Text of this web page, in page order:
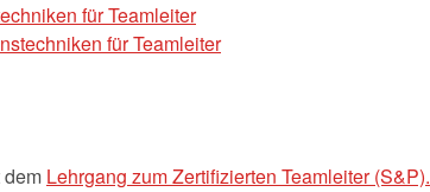
für Teamleiter
für Teamleiter
Lehrgang zum Zertifizierten Teamleiter (S&P).